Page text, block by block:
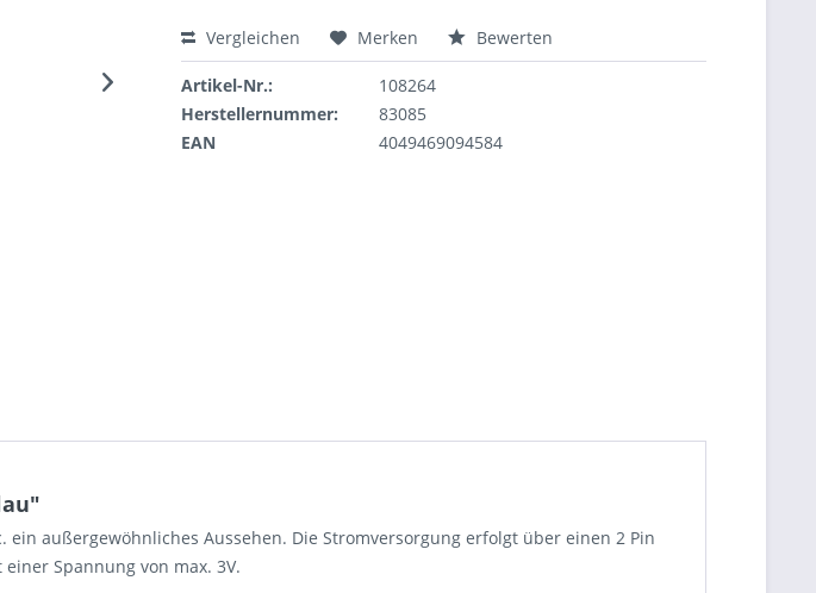
Vergleichen Merken Bewerten
Artikel-Nr.:
108264
Herstellernummer:
83085
EAN
4049469094584
außergewöhnliches Aussehen. Die Stromversorgung erfolgt über einen 2 Pin
Spannung von max. 3V.